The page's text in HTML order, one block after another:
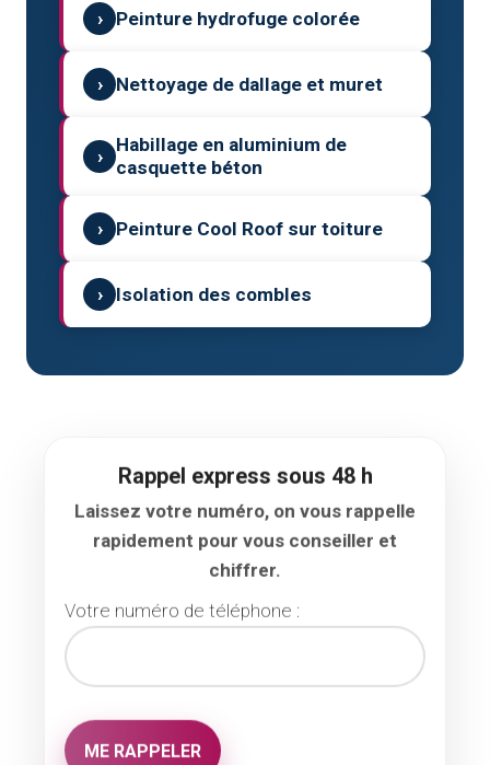
› Peinture hydrofuge colorée
› Nettoyage de dallage et muret
›
Habillage en aluminium de
casquette béton
› Peinture Cool Roof sur toiture
› Isolation des combles
Rappel express sous 48 h
Laissez votre numéro, on vous rappelle
rapidement pour vous conseiller et
chiffrer.
Votre numéro de téléphone :